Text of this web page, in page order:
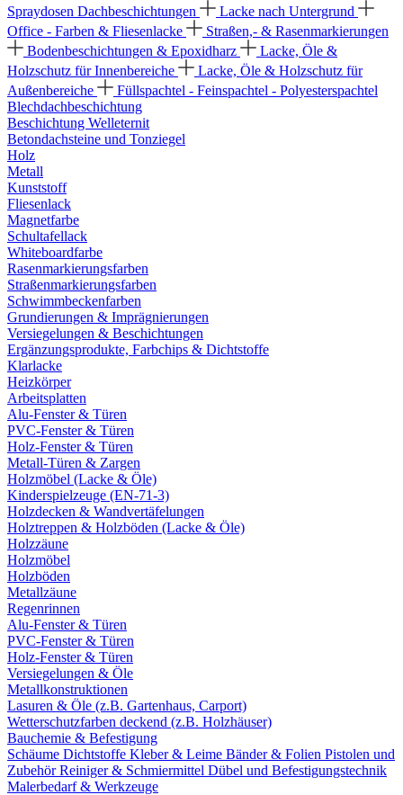
Spraydosen Dachbeschichtungen
Lacke nach Untergrund
Office - Farben & Fliesenlacke
Straßen,- & Rasenmarkierungen
Bodenbeschichtungen & Epoxidharz
Lacke, Öle &
Holzschutz für Innenbereiche
Lacke, Öle & Holzschutz für
Außenbereiche
Füllspachtel - Feinspachtel - Polyesterspachtel
Blechdachbeschichtung
Beschichtung Welleternit
Betondachsteine und Tonziegel
Holz
Metall
Kunststoff
Fliesenlack
Magnetfarbe
Schultafellack
Whiteboardfarbe
Rasenmarkierungsfarben
Straßenmarkierungsfarben
Schwimmbeckenfarben
Grundierungen & Imprägnierungen
Versiegelungen & Beschichtungen
Ergänzungsprodukte, Farbchips & Dichtstoffe
Klarlacke
Heizkörper
Arbeitsplatten
Alu-Fenster & Türen
PVC-Fenster & Türen
Holz-Fenster & Türen
Metall-Türen & Zargen
Holzmöbel (Lacke & Öle)
Kinderspielzeuge (EN-71-3)
Holzdecken & Wandvertäfelungen
Holztreppen & Holzböden (Lacke & Öle)
Holzzäune
Holzmöbel
Holzböden
Metallzäune
Regenrinnen
Alu-Fenster & Türen
PVC-Fenster & Türen
Holz-Fenster & Türen
Versiegelungen & Öle
Metallkonstruktionen
Lasuren & Öle (z.B. Gartenhaus, Carport)
Wetterschutzfarben deckend (z.B. Holzhäuser)
Bauchemie & Befestigung
Schäume Dichtstoffe Kleber & Leime Bänder & Folien Pistolen und
ZubehörReiniger & Schmiermittel Dübel und Befestigungstechnik
Malerbedarf & Werkzeuge